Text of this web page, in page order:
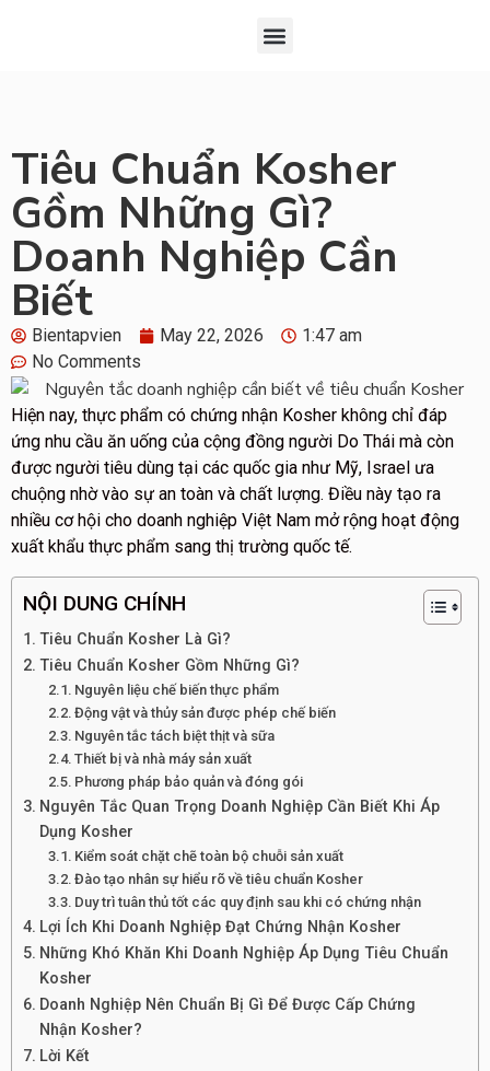
Tiêu Chuẩn Kosher
Gồm Những Gì?
Doanh Nghiệp Cần
Biết
Bientapvien May 22, 2026
1:47 am
No Comments
Hiện nay, thực phẩm có chứng nhận Kosher không chỉ đáp
ứng nhu cầu ăn uống của cộng đồng người Do Thái mà còn
được người tiêu dùng tại các quốc gia như Mỹ, Israel ưa
chuộng nhờ vào sự an toàn và chất lượng. Điều này tạo ra
nhiều cơ hội cho doanh nghiệp Việt Nam mở rộng hoạt động
xuất khẩu thực phẩm sang thị trường quốc tế.
NỘI DUNG CHÍNH
Tiêu Chuẩn Kosher Là Gì?
Tiêu Chuẩn Kosher Gồm Những Gì?
Nguyên liệu chế biến thực phẩm
Động vật và thủy sản được phép chế biến
Nguyên tắc tách biệt thịt và sữa
Thiết bị và nhà máy sản xuất
Phương pháp bảo quản và đóng gói
Nguyên Tắc Quan Trọng Doanh Nghiệp Cần Biết Khi Áp
Dụng Kosher
Kiểm soát chặt chẽ toàn bộ chuỗi sản xuất
Đào tạo nhân sự hiểu rõ về tiêu chuẩn Kosher
Duy trì tuân thủ tốt các quy định sau khi có chứng nhận
Lợi Ích Khi Doanh Nghiệp Đạt Chứng Nhận Kosher
Những Khó Khăn Khi Doanh Nghiệp Áp Dụng Tiêu Chuẩn
Kosher
Doanh Nghiệp Nên Chuẩn Bị Gì Để Được Cấp Chứng
Nhận Kosher?
Lời Kết